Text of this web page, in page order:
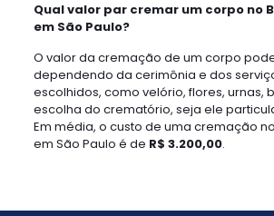
Qual valor par cremar um corpo no
em São Paulo?
O valor da cremação de um corpo
dependendo da cerimônia e dos
escolhidos, como velório, flores, urnas,
escolha do crematório, seja ele
Em média, o custo de uma cremação
em São Paulo é de R$ 3.200,00.